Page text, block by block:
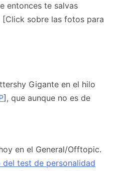
entonces te salvas
sobre las fotos para
Gigante en el hilo
], que aunque no es de
en el General/Offtopic.
del test de personalidad